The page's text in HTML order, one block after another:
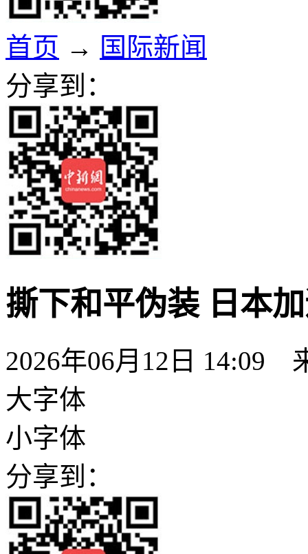
首页 → 国际新闻
分享到：
撕下和平伪装 日本
2026年06月12日 14:09
大字体
小字体
分享到：